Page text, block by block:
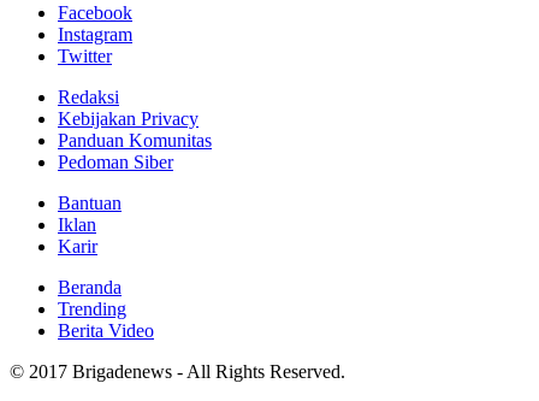
Facebook
Instagram
Twitter
Redaksi
Kebijakan Privacy
Panduan Komunitas
Pedoman Siber
Bantuan
Iklan
Karir
Beranda
Trending
Berita Video
© 2017 Brigadenews - All Rights Reserved.